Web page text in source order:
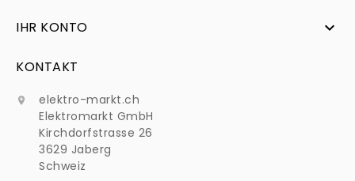
IHR KONTO 
KONTAKT

elektro-markt.ch
Elektromarkt GmbH
Kirchdorfstrasse 26
3629 Jaberg
Schweiz